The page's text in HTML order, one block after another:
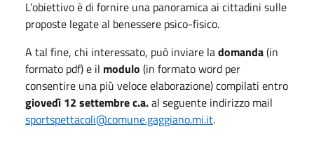
L’obiettivo è di fornire una panoramica ai cittadini sulle
proposte legate al benessere psico-fisico.
A tal fine, chi interessato, può inviare ladomanda(in
formato pdf) e il modulo (in formato word per
consentire una più veloce elaborazione) compilati entro
giovedì 12 settembre c.a.al seguente indirizzo mail
sportspettacoli@comune.gaggiano.mi.it.